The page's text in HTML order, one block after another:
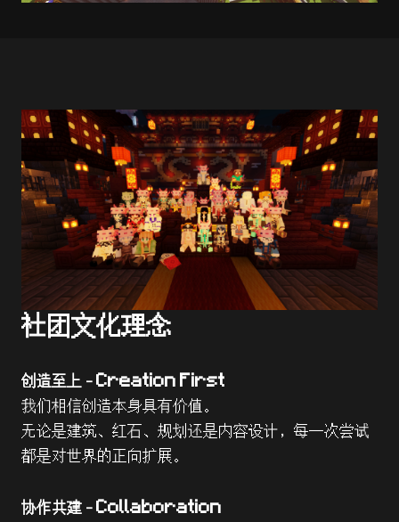
社团文化理念
创造至上 – Creation First
我们相信创造本身具有价值。
无论是建筑、红石、规划还是内容设计，每一次尝试
都是对世界的正向扩展。
协作共建 – Collaboration